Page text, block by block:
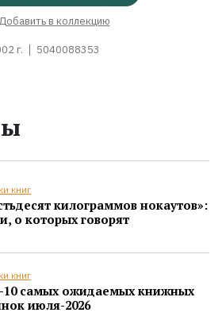
Добавить в коллекцию
г. 5040088353
книг
килограммов нокаутов»:
о которых говорят
книг
самых ожидаемых книжных
июля-2026